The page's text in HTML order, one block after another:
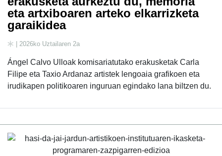
eta artxiboaren arteko elkarrizketa
garaikidea
| 2026ko Uztailaren 2a
Ángel Calvo Ulloak komisariatutako erakusketak Carla
Filipe eta Taxio Ardanaz artistek lengoaia grafikoen eta
irudikapen politikoaren inguruan egindako lana biltzen du.